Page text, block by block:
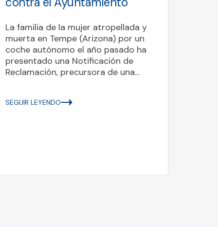
La familia de la mujer atropellada y
muerta en Tempe (Arizona) por un
coche autónomo el año pasado ha
presentado una Notificación de
Reclamación, precursora de una...
SEGUIR LEYENDO